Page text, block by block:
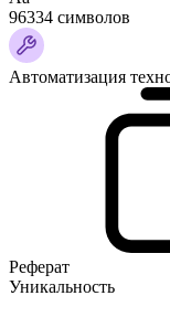
96334 символов
Автоматизация
Реферат
Уникальность